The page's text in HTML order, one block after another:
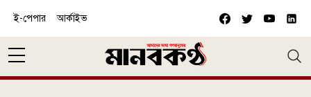
ই-পেপার আর্কাইভ